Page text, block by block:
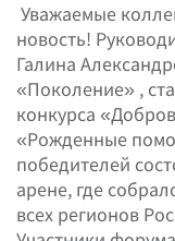
Уважаемые
новость!
Галина
«Поколение» ,
конкурса
«Рожденные
победителей
арене, где
всех регионов